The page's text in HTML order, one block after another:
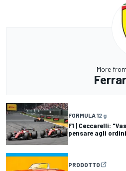
More from
FORMULA 12 g
F1 | Ceccarelli:
pensare agli
PRODOTTO